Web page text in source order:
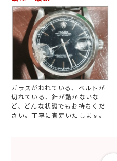
ガラスがわれている、ベルトが
切れている、針が動かないな
ど、どんな状態でもお持ちくだ
さい。丁寧に査定いたします。